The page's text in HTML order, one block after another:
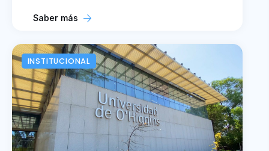
Saber más
INSTITUCIONAL